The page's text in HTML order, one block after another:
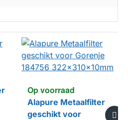
Op voorraad
Alapure Metaalfilter
geschikt voor